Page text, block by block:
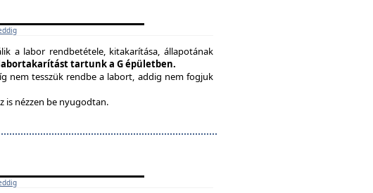
a labor rendbetétele, kitakarítása, állapotának
tartunk a G épületben.
nem tesszük rendbe a labort, addig nem fogjuk
is nézzen be nyugodtan.